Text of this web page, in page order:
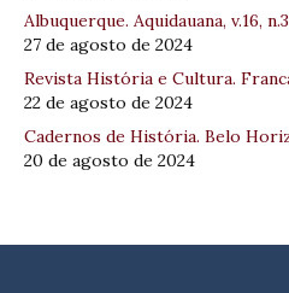
Albuquerque. Aquidauana, v.16,
27 de agosto de 2024
Revista História e Cultura.
22 de agosto de 2024
Cadernos de História. Belo
20 de agosto de 2024